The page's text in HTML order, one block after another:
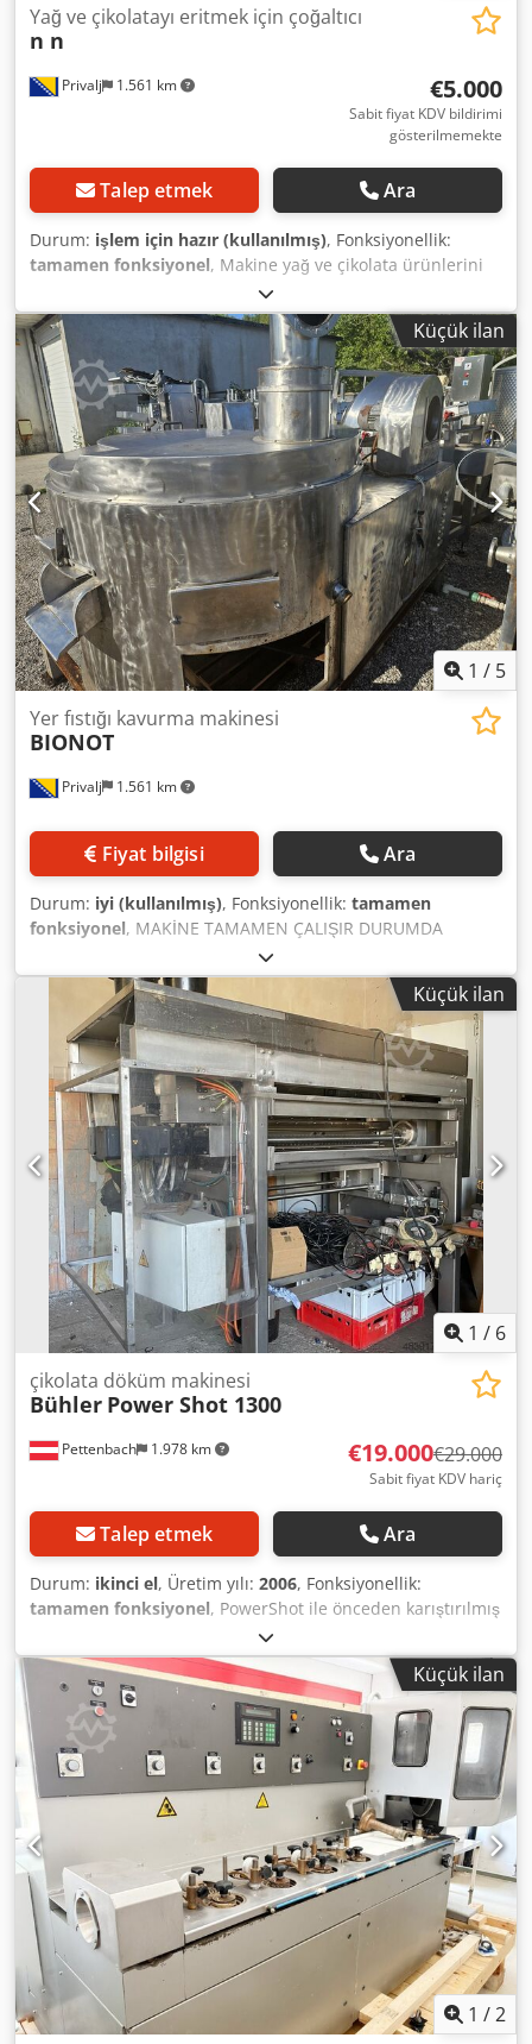
Privalj 1.561 km
Yağ ve çikolatayı eritmek için çoğaltıcı
n n
€5.000
Sabit fiyat KDV bildirimi
gösterilmemekte
Talep etmek Ara
Durum: işlem için hazır (kullanılmış), Fonksiyonellik:
tamamen fonksiyonel, Makine yağ ve çikolata ürünlerini
eritmek için kullanılır Dodpfx Akovq N Rnjcock
Küçük ilan
1 / 5
Privalj 1.561 km
Yer fıstığı kavurma makinesi
BIONOT
Fiyat bilgisi Ara
Durum: iyi (kullanılmış), Fonksiyonellik: tamamen
fonksiyonel, MAKİNE TAMAMEN ÇALIŞIR DURUMDA
Küçük ilan
1 / 6
Pettenbach 1.978 km
çikolata döküm makinesi
Bühler Power Shot 1300
€19.000€29.000
Sabit fiyat KDV hariç
Talep etmek Ara
Durum: ikinci el, Üretim yılı: 2006, Fonksiyonellik:
tamamen fonksiyonel, PowerShot ile önceden karıştırılmış
veya karıştırılmamış malzemelerle büyük miktarlarda
çikolata dökülebilir. En üst düzey kalitenin yanı sıra,
PowerShot, nokta, şerit veya tek atımlık dökme
işlemlerindeki performansıyla da etkileyicidir. Çalışma
genişliği 1300 mm'dir. Temel özellikler: • Tip: Bühler
Bindler PowerShot, tek atımlık/damla dağıtıcı • Çalışma
genişliği: 1.300 mm • Üretim yılı: 2006 • Bühler Ticari No:
064200.010 • Yapı: tamamen paslanmaz çelik V4A, ağırlık
yaklaşık 1.000–1.500 kg • Durum: mekanik olarak eksiksiz;
şu anda bağlı değil, yazılım/kontrol sistemi olmadan (ekran
yok). Bağlantı ve programlama yapıldığında,
değerlendirmemize göre muhtemelen çalışır durumda
olacaktır. • Kontrol paneli/makine: dokunulmamış – hiçbir
parça sökülmemiş veya değiştirilmemiş. Kapakları bilinçli
olarak çıkardık, böylece hiçbir zararlı böceğin yuva
yapmasını önleyebilir ve her şeyi düzenli olarak kontrol
edebiliriz. • Konum: Yukarı Avusturya (AT), yerinde yükleme
Küçük ilan
1 /2